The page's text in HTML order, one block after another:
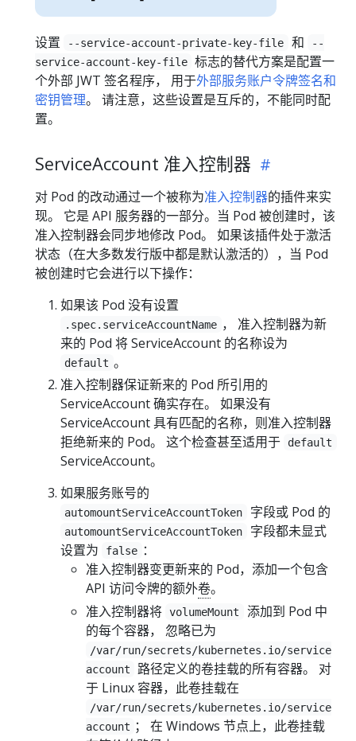
设置 --service-account-private-key-file 和
--
service-account-key-file 标志的替代方案是配置一
个外部 JWT 签名程序， 用于外部服务账户令牌签名和
密钥管理。 请注意，这些设置是互斥的，不能同时配
置。
ServiceAccount 准入控制器
对 Pod 的改动通过一个被称为准入控制器的插件来实
现。 它是 API 服务器的一部分。当 Pod 被创建时，该
准入控制器会同步地修改 Pod。 如果该插件处于激活
状态（在大多数发行版中都是默认激活的），当 Pod
被创建时它会进行以下操作：
如果该 Pod 没有设置
.spec.serviceAccountName ， 准入控制器为新
来的 Pod 将 ServiceAccount 的名称设为
default 。
准入控制器保证新来的 Pod 所引用的
ServiceAccount 确实存在。 如果没有
ServiceAccount 具有匹配的名称，则准入控制器
拒绝新来的 Pod。 这个检查甚至适用于
default
ServiceAccount。
如果服务账号的
automountServiceAccountToken 字段或 Pod 的
automountServiceAccountToken
字段都未显式
设置为
false ：
准入控制器变更新来的 Pod，添加一个包含
API 访问令牌的额外卷。
准入控制器将 volumeMount
添加到 Pod 中
的每个容器， 忽略已为
/var/run/secrets/kubernetes.io/service
account
路径定义的卷挂载的所有容器。 对
于 Linux 容器，此卷挂载在
/var/run/secrets/kubernetes.io/service
account ； 在 Windows 节点上，此卷挂载